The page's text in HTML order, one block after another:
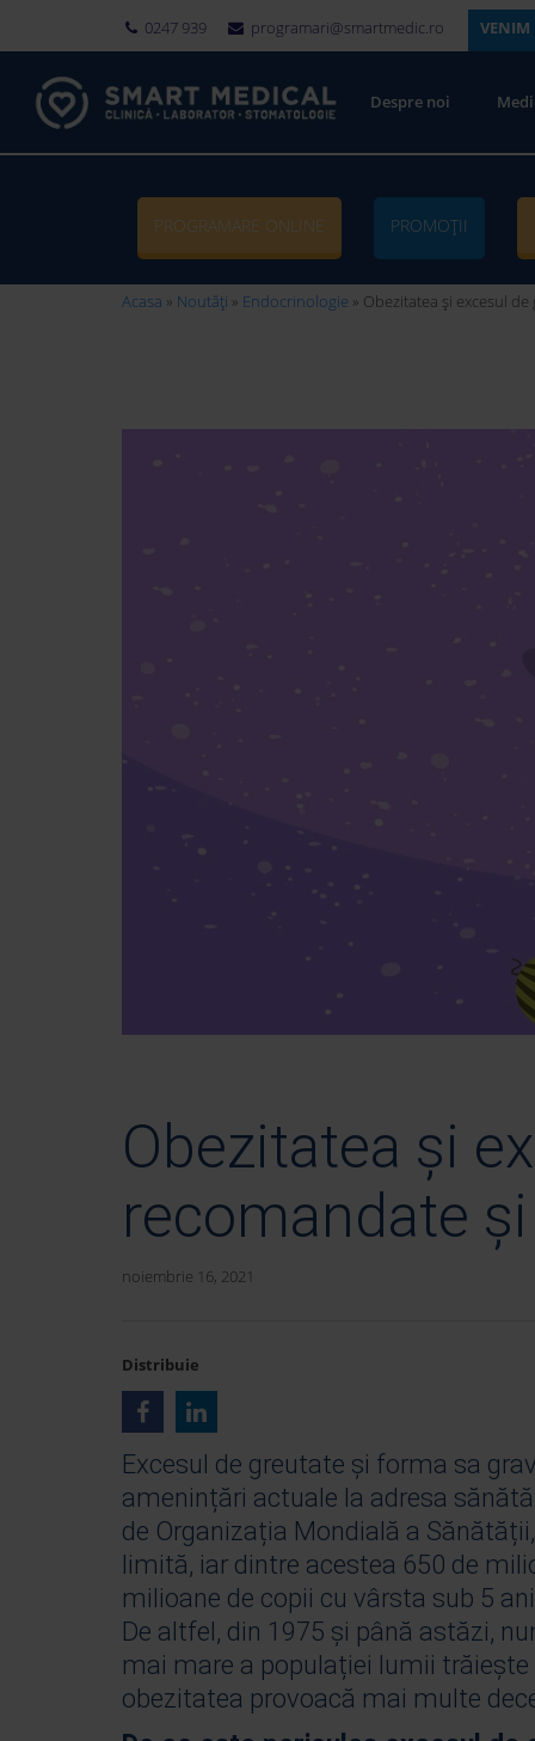
0247 939 programari@smartmedic.ro VENIM
Despre noi
PROGRAMARE ONLINE PROMOȚII
Acasa » Noutăți » Endocrinologie » Obezitatea și excesul
Obezitatea și
recomandate
noiembrie 16, 2021
Distribuie
Excesul de greutate și forma sa
amenințări actuale la adresa
de Organizația Mondială a
limită, iar dintre acestea 650 de
milioane de copii cu vârsta sub 5
De altfel, din 1975 și până astăzi,
mai mare a populației lumii
obezitatea provoacă mai multe